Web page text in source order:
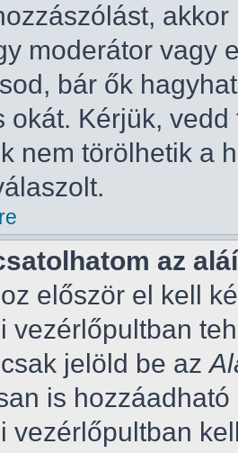
moderátor vagy
bár ők
okát. Kérjük,
nem törölhetik a
az
először el kell
vezérlőpultban
jelöld be az
is
vezérlőpultban